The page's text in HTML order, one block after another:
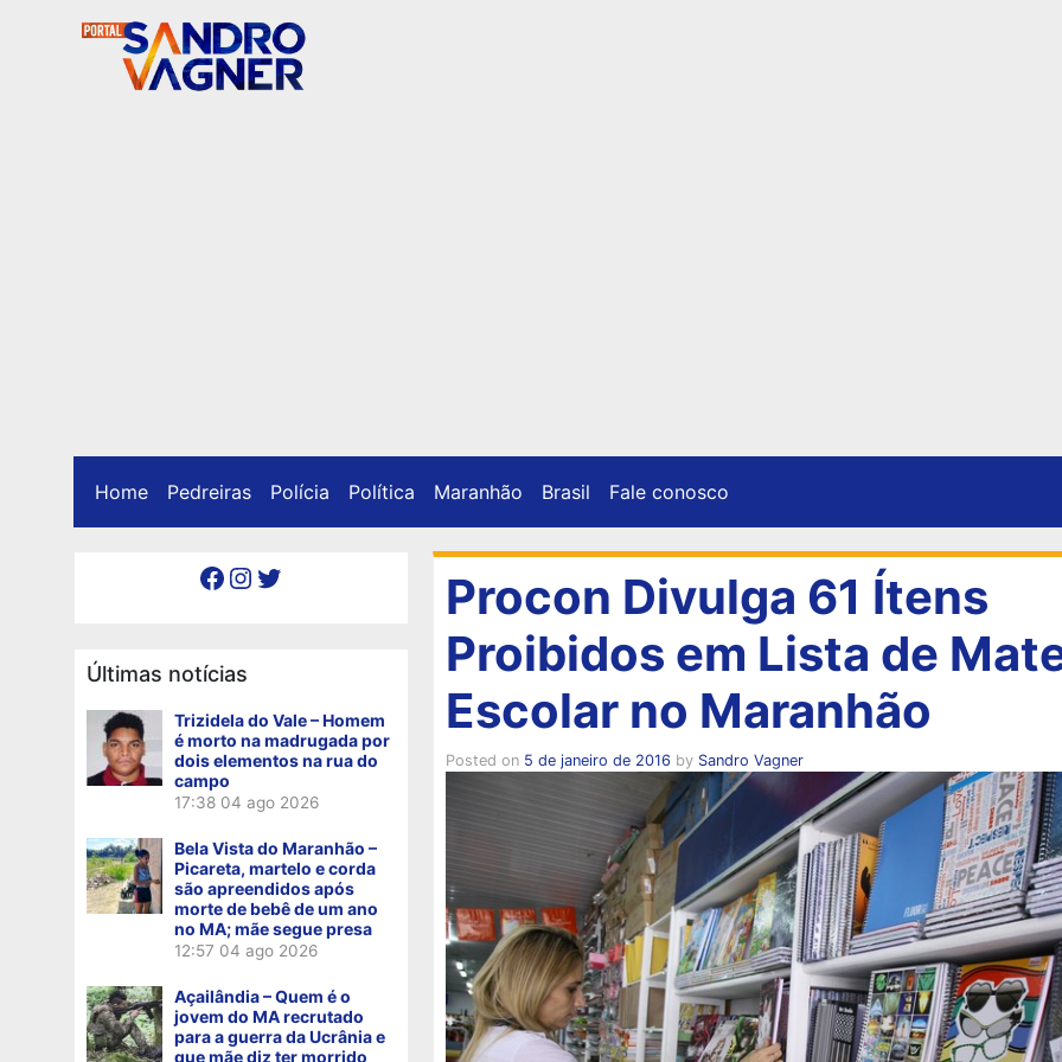
Home Pedreiras Polícia Política Maranhão Brasil Fale conosco
Facebook Instagram Twitter
Últimas notícias
Trizidela do Vale – Homem
é morto na madrugada por
dois elementos na rua do
campo
17:38 04 ago 2026
Bela Vista do Maranhão –
Picareta, martelo e corda
são apreendidos após
morte de bebê de um ano
no MA; mãe segue presa
12:57 04 ago 2026
Açailândia – Quem é o
jovem do MA recrutado
para a guerra da Ucrânia e
que mãe diz ter morrido
Procon Divulga 61 Ítens
Proibidos em Lista de
Escolar no Maranhão
Posted on 5 de janeiro de 2016 by Sandro Vagner